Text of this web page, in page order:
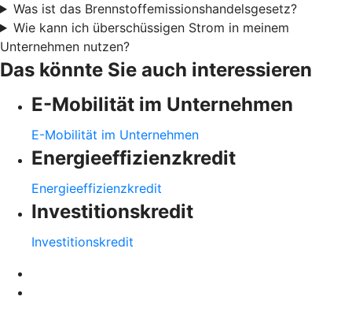
Was ist das Brennstoffemissionshandelsgesetz?
Wie kann ich überschüssigen Strom in meinem
Unternehmen nutzen?
Das könnte Sie auch interessieren
E-Mobilität im Unternehmen
E-Mobilität im Unternehmen
Energieeffizienzkredit
Energieeffizienzkredit
Investitionskredit
Investitionskredit